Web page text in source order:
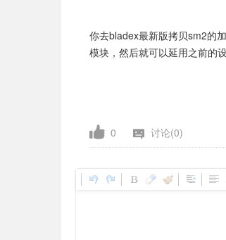
你去bladex最新版拷贝sm2的
模块，然后就可以延用之前的
0 讨论(0)